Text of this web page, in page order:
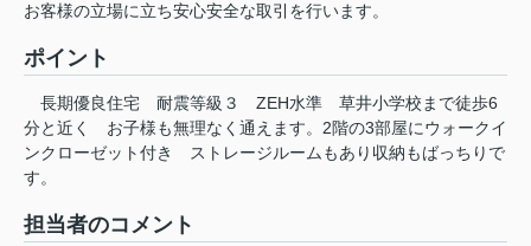
お客様の立場に立ち安心安全な取引を行います。
ポイント
長期優良住宅 耐震等級３ ZEH水準
草井小学校まで徒歩6
分と近く
お子様も無理なく通えます。2階の3部屋にウォークイ
ンクローゼット付き
ストレージルームもあり収納もばっちりで
す。
担当者のコメント